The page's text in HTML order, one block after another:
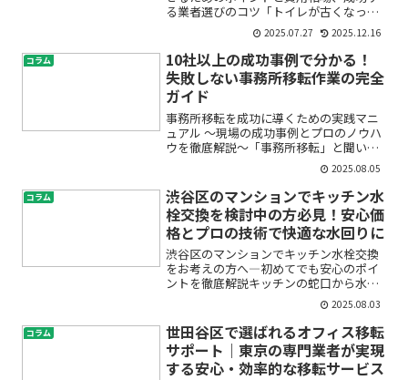
る業者選びのコツ「トイレが古くなって
きたけど、交換や取付ってどうやって進
めればいいの？」「費用がどれくらいか
かるか心配…」「信頼できる業者にお願
いしたいけど選び方が分か...
2025.07.27 2025.12.16
コラム
10社以上の成功事例で分かる！
失敗しない事務所移転作業の完全
ガイド
事務所移転を成功に導くための実践マニ
ュアル ～現場の成功事例とプロのノウハ
ウを徹底解説～「事務所移転」と聞い
て、何から始めればいいのか、どんな作
業が必要なのか、不安や疑問を抱えてい
ませんか？引越し費用やレイアウト、荷
物の梱包、電気や通信イン...
2025.08.05
コラム
渋谷区のマンションでキッチン水
栓交換を検討中の方必見！安心価
格とプロの技術で快適な水回りに
渋谷区のマンションでキッチン水栓交換
をお考えの方へ―初めてでも安心のポイ
ントを徹底解説キッチンの蛇口から水漏
れがしたり、使いにくさを感じていませ
んか？「マンションの水栓交換って難し
そう」「費用がどれくらいかかるのか不
安」「業者選びに失敗した...
2025.08.03
コラム
世田谷区で選ばれるオフィス移転
サポート｜東京の専門業者が実現
する安心・効率的な移転サービス